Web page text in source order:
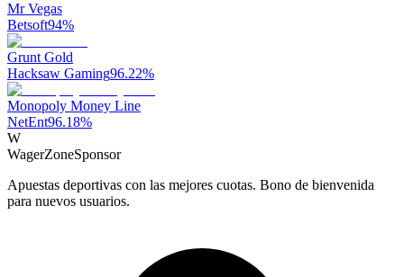
Mr Vegas
Betsoft94%
Grunt Gold
Hacksaw Gaming96.22%
Monopoly Money Line
NetEnt96.18%
W
WagerZoneSponsor
Apuestas deportivas con las mejores cuotas. Bono de bienvenida
para nuevos usuarios.